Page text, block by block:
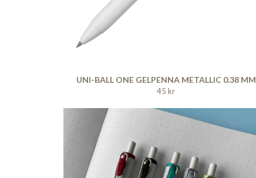
UNI-BALL ONE GELPENNA METALLIC 0.38 MM
45 kr